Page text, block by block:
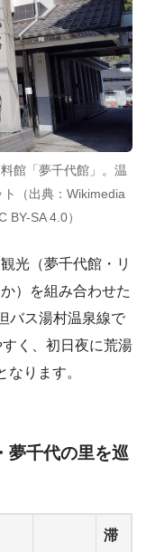
館「夢千代館」。温
（出典：Wikimedia
SA 4.0）
光（夢千代館・リ
）を組み合わせた
バス湯村温泉線で
く、初日夜に荒湯
ります。
夢千代の里を巡
滞